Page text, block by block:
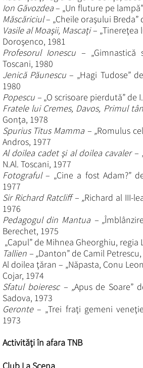
Ion Găvozdea– „Un fluture pe
Măscăriciul– „Cheile oraşului Breda”
Vasile al Moaşii, Mascaţi– „Tinereţea
Doroşenco, 1981
Profesorul Ionescu –
Toscani, 1980
Jenică Păunescu– „Hagi Tudose”
1980
Popescu – „O scrisoare pierdută” de
Fratele lui Cremes, Davos, Primul
Gonţa, 1978
Spurius Titus Mamma – „Romulus
Andros, 1977
Al doilea cadet şi al doilea cavaler –
N.Al. Toscani, 1977
Fotograful– „Cine a fost Adam?”
1977
Sir Richard Ratcliff – „Richard al III-
1976
Pedagogul din Mantua – „
Berechet, 1975
„Capul” de Mihnea Gheorghiu, regia
Tallien – „Danton” de Camil
Al doilea ţăran – „Năpasta, Conu
Cojar, 1974
Sfatul boieresc – „Apus de Soare”
Sadova, 1973
Geronte– „Trei fraţi gemeni
1973
Activităţi în afara TNB
Club La Scena